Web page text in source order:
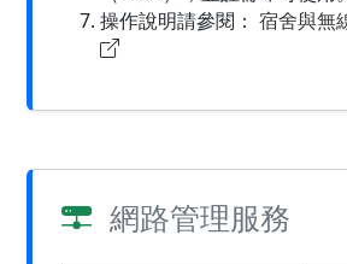
操作說明請參閱： 宿舍與無
網路管理服務